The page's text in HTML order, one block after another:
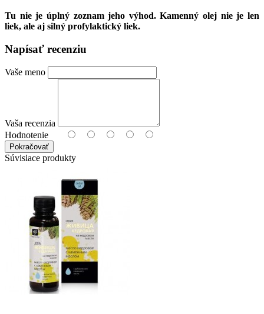
Tu nie je úplný zoznam jeho výhod. Kamenný olej nie je len
liek, ale aj silný profylaktický liek.
Napísať recenziu
Vaše meno
Vaša recenzia
Hodnotenie
Pokračovať
Súvisiace produkty